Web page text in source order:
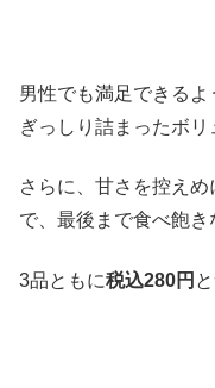
男性でも満足できる
ぎっしり詰まったボリ
さらに、甘さを控え
で、最後まで食べ飽き
3品ともに税込280円